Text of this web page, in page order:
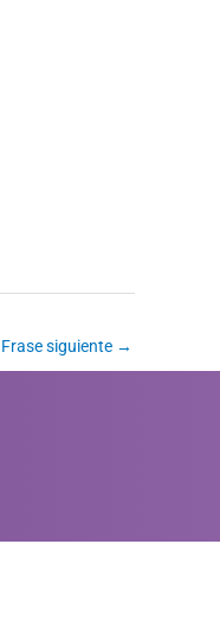
Frase siguiente →